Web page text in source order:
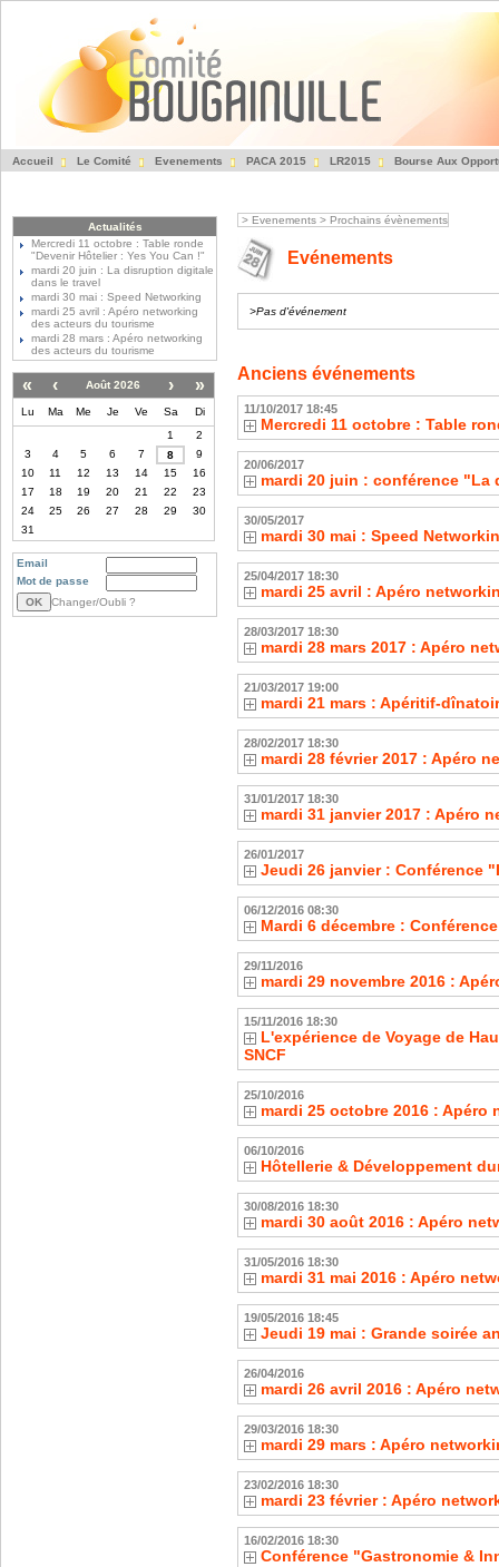
Accueil Le Comité Evenements PACA 2015 LR2015 Bourse Aux
Actualités
Mercredi 11 octobre : Table ronde
"Devenir Hôtelier : Yes You Can !"
mardi 20 juin : La disruption digitale
dans le travel
mardi 30 mai : Speed Networking
mardi 25 avril : Apéro networking
des acteurs du tourisme
mardi 28 mars : Apéro networking
des acteurs du tourisme
« ‹ Août 2026 › »
Lu Ma Me Je Ve Sa
Di
1
2
3
4 5 6 7 8
9
10
11 12 13 14 15
16
17
18 19 20 21 22
23
24
25 26 27 28 29
30
31
Email
Mot de passe
Changer/Oubli ?
> Evenements > Prochains évènements
Evénements
>Pas d'événement
Anciens événements
11/10/2017 18:45
Mercredi 11 octobre : Table
20/06/2017
mardi 20 juin : conférence
30/05/2017
mardi 30 mai : Speed
25/04/2017 18:30
mardi 25 avril : Apéro
28/03/2017 18:30
mardi 28 mars 2017 : Apéro
21/03/2017 19:00
mardi 21 mars : Apéritif-
28/02/2017 18:30
mardi 28 février 2017 : Apéro
31/01/2017 18:30
mardi 31 janvier 2017 : Apéro
26/01/2017
Jeudi 26 janvier : Conférence
06/12/2016 08:30
Mardi 6 décembre :
29/11/2016
mardi 29 novembre 2016 :
15/11/2016 18:30
L'expérience de Voyage de
SNCF
25/10/2016
mardi 25 octobre 2016 :
06/10/2016
Hôtellerie & Développement
30/08/2016 18:30
mardi 30 août 2016 : Apéro
31/05/2016 18:30
mardi 31 mai 2016 : Apéro
19/05/2016 18:45
Jeudi 19 mai : Grande soirée
26/04/2016
mardi 26 avril 2016 : Apéro
29/03/2016 18:30
mardi 29 mars : Apéro
23/02/2016 18:30
mardi 23 février : Apéro
16/02/2016 18:30
Conférence "Gastronomie &